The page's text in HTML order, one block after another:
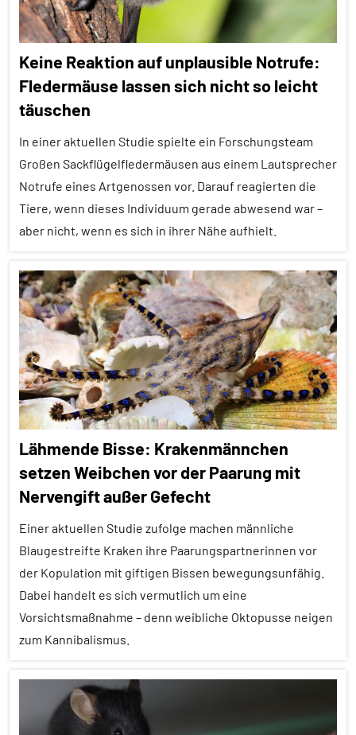
Keine Reaktion auf unplausible Notrufe:
Fledermäuse lassen sich nicht so leicht
täuschen
In einer aktuellen Studie spielte ein Forschungsteam
Großen Sackflügelfledermäusen aus einem Lautsprecher
Notrufe eines Artgenossen vor. Darauf reagierten die
Tiere, wenn dieses Individuum gerade abwesend war –
aber nicht, wenn es sich in ihrer Nähe aufhielt.
Alle
Artikel
Alle
Themen
Alle
Tiergruppen
Forschung
aktuell
Kommunikation
Säugetiere
Sozialverhalten
Wirbeltiere
Lähmende Bisse: Krakenmännchen
setzen Weibchen vor der Paarung mit
Nervengift außer Gefecht
Einer aktuellen Studie zufolge machen männliche
Blaugestreifte Kraken ihre Paarungspartnerinnen vor
der Kopulation mit giftigen Bissen bewegungsunfähig.
Dabei handelt es sich vermutlich um eine
Vorsichtsmaßnahme – denn weibliche Oktopusse neigen
zum Kannibalismus.
Artikel